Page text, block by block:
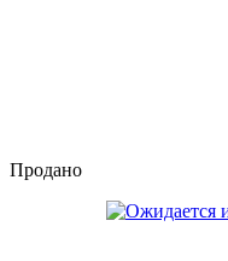
Продано